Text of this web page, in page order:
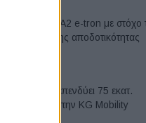
Νέο Audi A2 e-tron με στόχο
κορυφή της αποδοτικότητας
Η Chery επενδύει 75 εκατ.
δολάρια στην KG Mobility